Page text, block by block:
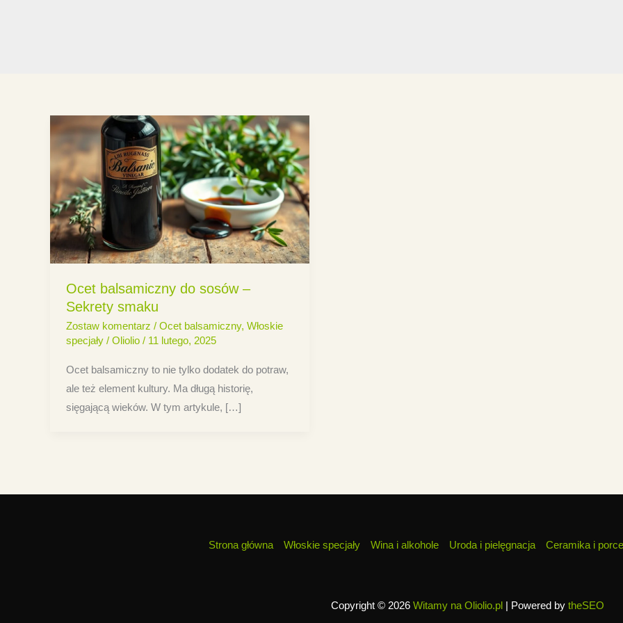
Ocet balsamiczny do sosów –
Sekrety smaku
Zostaw komentarz / Ocet balsamiczny, Włoskie
specjały/ Oliolio / 11 lutego, 2025
Ocet balsamiczny to nie tylko dodatek do potraw,
ale też element kultury. Ma długą historię,
sięgającą wieków. W tym artykule, […]
Strona główna Włoskie specjały Wina i alkohole Uroda i pielęgnacja Ceramika i
Copyright © 2026 Witamy na Oliolio.pl| Powered by theSEO